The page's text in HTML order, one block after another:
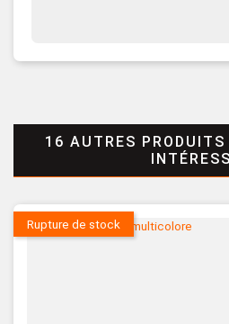
16 AUTRES
Rupture de stock